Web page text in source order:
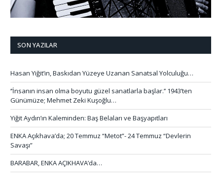
SON YAZILAR
Hasan Yiğit’in, Baskıdan Yüzeye Uzanan Sanatsal Yolculuğu…
‘’İnsanın insan olma boyutu güzel sanatlarla başlar.’’ 1943’ten
Günümüze; Mehmet Zeki Kuşoğlu…
Yiğit Aydın’ın Kaleminden: Baş Belaları ve Başyapıtları
ENKA Açıkhava’da; 20 Temmuz “Metot”- 24 Temmuz “Devlerin
Savaşı”
BARABAR, ENKA AÇIKHAVA’da…